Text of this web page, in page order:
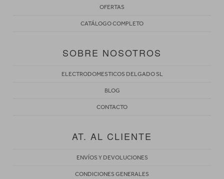
OFERTAS
CATÁLOGO COMPLETO
SOBRE NOSOTROS
ELECTRODOMESTICOS DELGADO SL
BLOG
CONTACTO
AT. AL CLIENTE
ENVÍOS Y DEVOLUCIONES
CONDICIONES GENERALES